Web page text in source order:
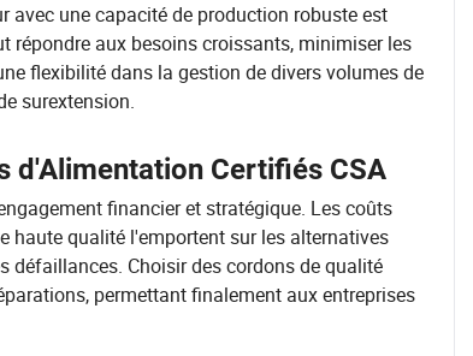
avec une capacité de production robuste est
répondre aux besoins croissants, minimiser les
flexibilité dans la gestion de divers volumes de
surextension.
d'Alimentation Certifiés CSA
financier et stratégique. Les coûts
haute qualité l'emportent sur les alternatives
défaillances. Choisir des cordons de qualité
permettant finalement aux entreprises